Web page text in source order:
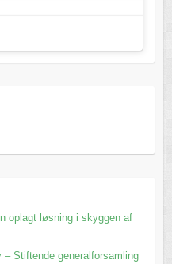
oplagt løsning i skyggen af
– Stiftende generalforsamling